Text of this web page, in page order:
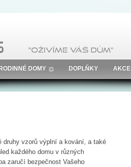
RODINNÉ DOMY DOPLŇKY AKCE
druhy vzorů výplní a kování, a také
každého domu v různých
zaručí bezpečnost Vašeho